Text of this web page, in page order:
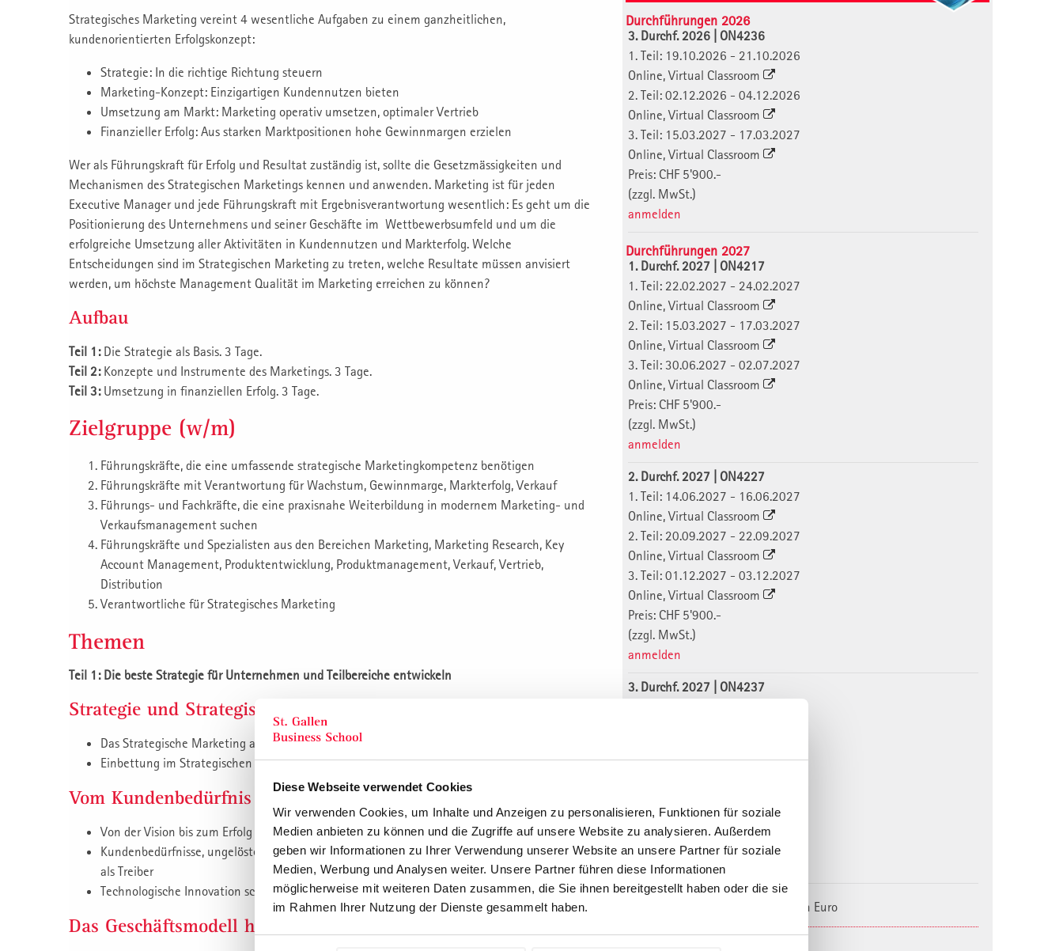
Diese Webseite verwendet Cookies
Wir verwenden Cookies, um Inhalte und Anzeigen zu personalisieren, Funktionen für soziale
Medien anbieten zu können und die Zugriffe auf unsere Website zu analysieren. Außerdem
geben wir Informationen zu Ihrer Verwendung unserer Website an unsere Partner für soziale
Medien, Werbung und Analysen weiter. Unsere Partner führen diese Informationen
möglicherweise mit weiteren Daten zusammen, die Sie ihnen bereitgestellt haben oder die sie
im Rahmen Ihrer Nutzung der Dienste gesammelt haben.
Strategisches Marketing vereint 4 wesentliche Aufgaben zu einem ganzheitlichen,
kundenorientierten Erfolgskonzept:
Strategie: In die richtige Richtung steuern
Marketing-Konzept: Einzigartigen Kundennutzen bieten
Umsetzung am Markt: Marketing operativ umsetzen, optimaler Vertrieb
Finanzieller Erfolg: Aus starken Marktpositionen hohe Gewinnmargen erzielen
Wer als Führungskraft für Erfolg und Resultat zuständig ist, sollte die Gesetzmässigkeiten und
Mechanismen des Strategischen Marketings kennen und anwenden. Marketing ist für jeden
Executive Manager und jede Führungskraft mit Ergebnisverantwortung wesentlich: Es geht um die
Positionierung des Unternehmens und seiner Geschäfte im Wettbewerbsumfeld und um die
erfolgreiche Umsetzung aller Aktivitäten in Kundennutzen und Markterfolg. Welche
Entscheidungen sind im Strategischen Marketing zu treten, welche Resultate müssen anvisiert
werden, um höchste Management Qualität im Marketing erreichen zu können?
Aufbau
Teil 1:Die Strategie als Basis. 3 Tage.
Teil 2:Konzepte und Instrumente des Marketings. 3 Tage.
Teil 3:Umsetzung in finanziellen Erfolg. 3 Tage.
Zielgruppe (w/m)
Führungskräfte, die eine umfassende strategische Marketingkompetenz benötigen
Führungskräfte mit Verantwortung für Wachstum, Gewinnmarge, Markterfolg, Verkauf
Führungs- und Fachkräfte, die eine praxisnahe Weiterbildung in modernem Marketing- und
Verkaufsmanagement suchen
Führungskräfte und Spezialisten aus den Bereichen Marketing, Marketing Research, Key
Account Management, Produktentwicklung, Produktmanagement, Verkauf, Vertrieb,
Distribution
Verantwortliche für Strategisches Marketing
Themen
Teil 1: Die beste Strategie für Unternehmen und Teilbereiche entwickeln
Strategie und Strategisches Marketing
Das Strategische Marketing als Teil der Unternehmensführung
Einbettung im Strategischen Denken
Vom Kundenbedürfnis zum Markterfolg
Von der Vision bis zum Erfolg im Tagesgeschäft
Kundenbedürfnisse, ungelöste Kundenprobleme und nicht erfüllte Konsumentenwünsche
als Treiber
Technologische Innovation schafft neue Märkte
Das Geschäftsmodell heute und in Zukunft
Durchführungen 2026
3. Durchf. 2026 | ON4236
1. Teil: 19.10.2026 - 21.10.2026
Online, Virtual Classroom
2. Teil: 02.12.2026 - 04.12.2026
Online, Virtual Classroom
3. Teil: 15.03.2027 - 17.03.2027
Online, Virtual Classroom
Preis: CHF 5'900.-
(zzgl. MwSt.)
anmelden
Durchführungen 2027
1. Durchf. 2027 | ON4217
1. Teil: 22.02.2027 - 24.02.2027
Online, Virtual Classroom
2. Teil: 15.03.2027 - 17.03.2027
Online, Virtual Classroom
3. Teil: 30.06.2027 - 02.07.2027
Online, Virtual Classroom
Preis: CHF 5'900.-
(zzgl. MwSt.)
anmelden
2. Durchf. 2027 | ON4227
1. Teil: 14.06.2027 - 16.06.2027
Online, Virtual Classroom
2. Teil: 20.09.2027 - 22.09.2027
Online, Virtual Classroom
3. Teil: 01.12.2027 - 03.12.2027
Online, Virtual Classroom
Preis: CHF 5'900.-
(zzgl. MwSt.)
anmelden
3. Durchf. 2027 | ON4237
Online, Virtual Classroom
Preis: CHF 5'900.-
(zzgl. MwSt.)
anmelden
*Rechnungsstellung auf Wunsch in Euro